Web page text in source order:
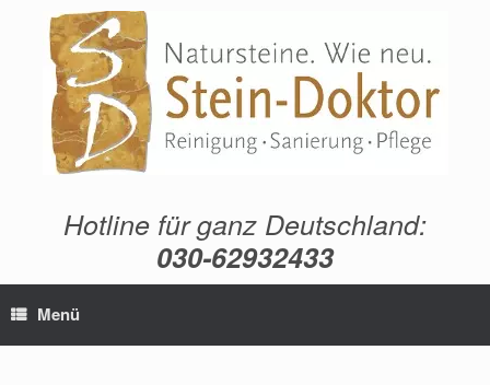
springen
Hotline für ganz Deutschland:
030-62932433
Menü